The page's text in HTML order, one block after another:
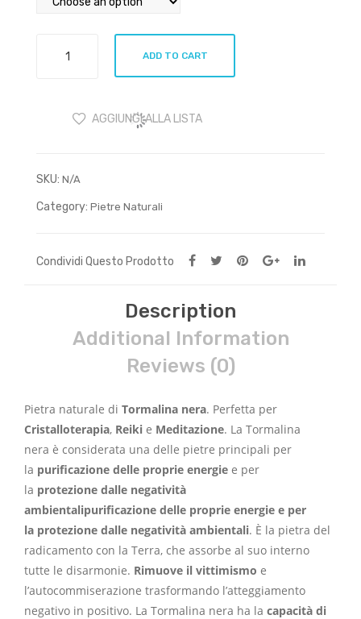
grezza
ADD TO CART
AGGIUNGI ALLA LISTA
SKU: N/A
Category: Pietre Naturali
Condividi Questo Prodotto
Description
Additional Information
Reviews (0)
Pietra naturale di Tormalina nera. Perfetta per
Cristalloterapia, Reiki e Meditazione. La Tormalina
nera è considerata una delle pietre principali per
la purificazione delle proprie energie e per
la protezione dalle negatività
ambientalipurificazione delle proprie energie e per
la protezione dalle negatività ambientali. È la pietra del
radicamento con la Terra, che assorbe al suo interno
tutte le disarmonie. Rimuove il vittimismo e
l’autocommiserazione trasformando l’atteggiamento
negativo in positivo. La Tormalina nera ha la capacità di